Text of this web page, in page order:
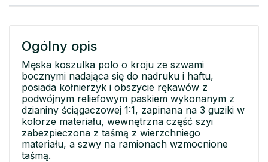
Ogólny opis
Męska koszulka polo o kroju ze szwami
bocznymi nadająca się do nadruku i haftu,
posiada kołnierzyk i obszycie rękawów z
podwójnym reliefowym paskiem wykonanym z
dzianiny ściągaczowej 1:1, zapinana na 3 guziki w
kolorze materiału, wewnętrzna część szyi
zabezpieczona z taśmą z wierzchniego
materiału, a szwy na ramionach wzmocnione
taśmą.